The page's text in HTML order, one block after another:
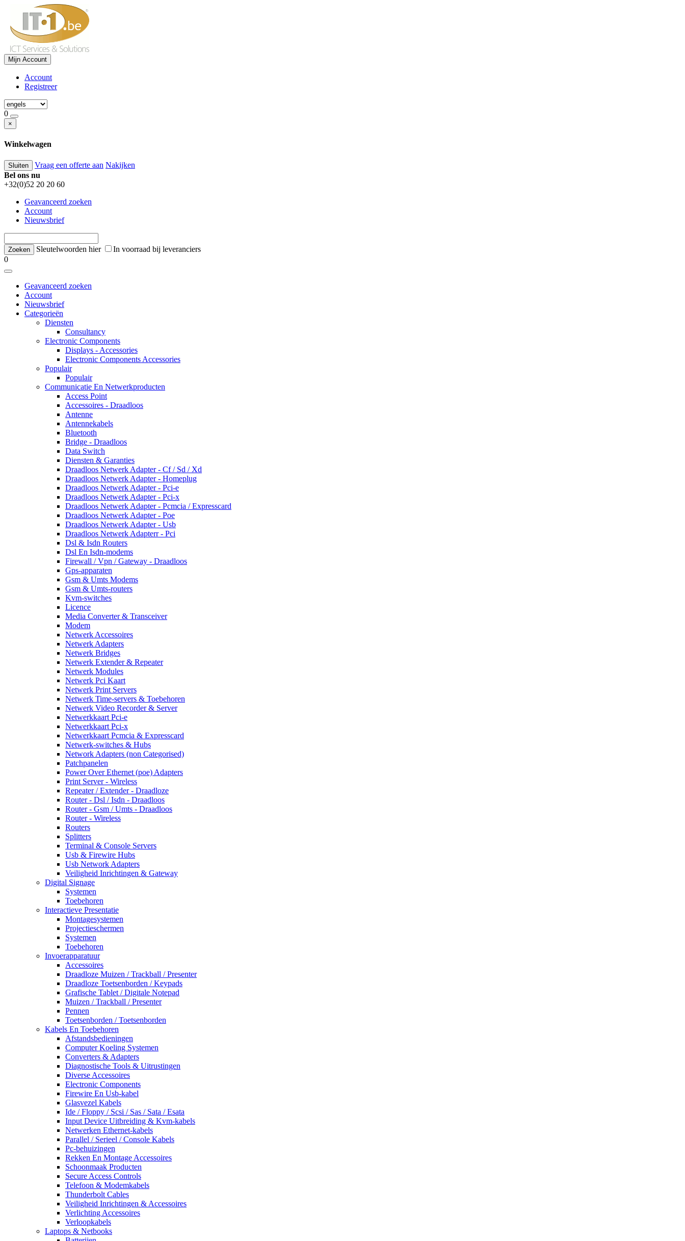
Mijn Account
Account
Registreer
0
×
Winkelwagen
Sluiten Vraag een offerte aan Nakijken
Bel ons nu
+32(0)52 20 20 60
Geavanceerd zoeken
Account
Nieuwsbrief
Sleutelwoorden hier
In voorraad bij leveranciers
0
Geavanceerd zoeken
Account
Nieuwsbrief
Categorieën
Diensten
Consultancy
Electronic Components
Displays - Accessories
Electronic Components Accessories
Populair
Populair
Communicatie En Netwerkproducten
Access Point
Accessoires - Draadloos
Antenne
Antennekabels
Bluetooth
Bridge - Draadloos
Data Switch
Diensten & Garanties
Draadloos Netwerk Adapter - Cf / Sd / Xd
Draadloos Netwerk Adapter - Homeplug
Draadloos Netwerk Adapter - Pci-e
Draadloos Netwerk Adapter - Pci-x
Draadloos Netwerk Adapter - Pcmcia / Expresscard
Draadloos Netwerk Adapter - Poe
Draadloos Netwerk Adapter - Usb
Draadloos Netwerk Adapterr - Pci
Dsl & Isdn Routers
Dsl En Isdn-modems
Firewall / Vpn / Gateway - Draadloos
Gps-apparaten
Gsm & Umts Modems
Gsm & Umts-routers
Kvm-switches
Licence
Media Converter & Transceiver
Modem
Netwerk Accessoires
Netwerk Adapters
Netwerk Bridges
Netwerk Extender & Repeater
Netwerk Modules
Netwerk Pci Kaart
Netwerk Print Servers
Netwerk Time-servers & Toebehoren
Netwerk Video Recorder & Server
Netwerkkaart Pci-e
Netwerkkaart Pci-x
Netwerkkaart Pcmcia & Expresscard
Netwerk-switches & Hubs
Network Adapters (non Categorised)
Patchpanelen
Power Over Ethernet (poe) Adapters
Print Server - Wireless
Repeater / Extender - Draadloze
Router - Dsl / Isdn - Draadloos
Router - Gsm / Umts - Draadloos
Router - Wireless
Routers
Splitters
Terminal & Console Servers
Usb & Firewire Hubs
Usb Network Adapters
Veiligheid Inrichtingen & Gateway
Digital Signage
Systemen
Toebehoren
Interactieve Presentatie
Montagesystemen
Projectieschermen
Systemen
Toebehoren
Invoerapparatuur
Accessoires
Draadloze Muizen / Trackball / Presenter
Draadloze Toetsenborden / Keypads
Grafische Tablet / Digitale Notepad
Muizen / Trackball / Presenter
Pennen
Toetsenborden / Toetsenborden
Kabels En Toebehoren
Afstandsbedieningen
Computer Koeling Systemen
Converters & Adapters
Diagnostische Tools & Uitrustingen
Diverse Accessoires
Electronic Components
Firewire En Usb-kabel
Glasvezel Kabels
Ide / Floppy / Scsi / Sas / Sata / Esata
Input Device Uitbreiding & Kvm-kabels
Netwerken Ethernet-kabels
Parallel / Serieel / Console Kabels
Pc-behuizingen
Rekken En Montage Accessoires
Schoonmaak Producten
Secure Access Controls
Telefoon & Modemkabels
Thunderbolt Cables
Veiligheid Inrichtingen & Accessoires
Verlichting Accessoires
Verloopkabels
Laptops & Netbooks